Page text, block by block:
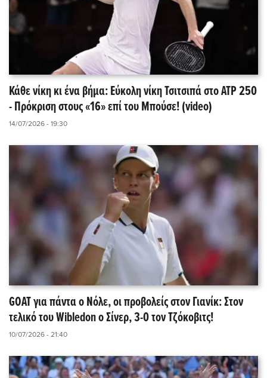
Κάθε νίκη κι ένα βήμα: Εύκολη νίκη Τσιτσιπά στο ATP 250
- Πρόκριση στους «16» επί του Μπούσε! (video)
14/07/2026 - 19:30
GOAT για πάντα ο Νόλε, οι προβολείς στον Γιανίκ: Στον
τελικό του Wibledon o Σίνερ, 3-0 τον Τζόκοβιτς!
10/07/2026 - 21:40